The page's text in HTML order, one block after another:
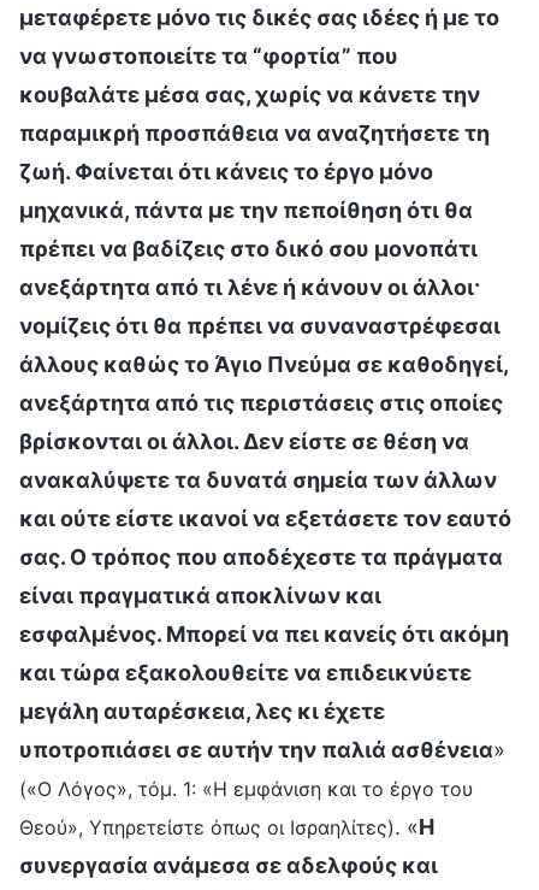
μεταφέρετε μόνο τις δικές σας ιδέες ή με το
να γνωστοποιείτε τα “φορτία” που
κουβαλάτε μέσα σας, χωρίς να κάνετε την
παραμικρή προσπάθεια να αναζητήσετε τη
ζωή. Φαίνεται ότι κάνεις το έργο μόνο
μηχανικά, πάντα με την πεποίθηση ότι θα
πρέπει να βαδίζεις στο δικό σου μονοπάτι
ανεξάρτητα από τι λένε ή κάνουν οι άλλοι·
νομίζεις ότι θα πρέπει να συναναστρέφεσαι
άλλους καθώς το Άγιο Πνεύμα σε καθοδηγεί,
ανεξάρτητα από τις περιστάσεις στις οποίες
βρίσκονται οι άλλοι. Δεν είστε σε θέση να
ανακαλύψετε τα δυνατά σημεία των άλλων
και ούτε είστε ικανοί να εξετάσετε τον εαυτό
σας. Ο τρόπος που αποδέχεστε τα πράγματα
είναι πραγματικά αποκλίνων και
εσφαλμένος. Μπορεί να πει κανείς ότι ακόμη
και τώρα εξακολουθείτε να επιδεικνύετε
μεγάλη αυταρέσκεια, λες κι έχετε
υποτροπιάσει σε αυτήν την παλιά ασθένεια»
(«Ο Λόγος», τόμ. 1: «Η εμφάνιση και το έργο του
Θεού», Υπηρετείστε όπως οι Ισραηλίτες). «Η
συνεργασία ανάμεσα σε αδελφούς και